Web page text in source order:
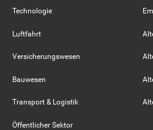
Technologie
Luftfahrt
Versicherungswesen
Bauwesen
Transport & Logistik
Öffentlicher Sektor